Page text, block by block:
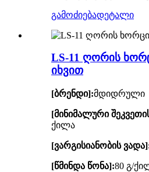
გამოძიებადეტალი
LS-11 ღორის
იხვით
[ბრენდი]:მდიდრული
[მინიმალური
ქილა
[ვარგისიანობის
[წმინდა წონა]:80 გ/